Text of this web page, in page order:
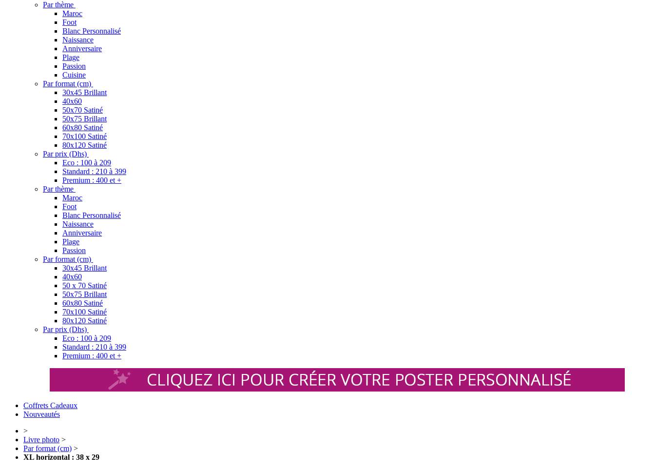
Par thème
Maroc
Foot
Blanc Personnalisé
Naissance
Anniversaire
Plage
Passion
Cuisine
Par format (cm)
30x45 Brillant
40x60
50x70 Satiné
50x75 Brillant
60x80 Satiné
70x100 Satiné
80x120 Satiné
Par prix (Dhs)
Eco : 100 à 209
Standard : 210 à 399
Premium : 400 et +
Par thème
Maroc
Foot
Blanc Personnalisé
Naissance
Anniversaire
Plage
Passion
Par format (cm)
30x45 Brillant
40x60
50 x 70 Satiné
50x75 Brillant
60x80 Satiné
70x100 Satiné
80x120 Satiné
Par prix (Dhs)
Eco : 100 à 209
Standard : 210 à 399
Premium : 400 et +
Coffrets Cadeaux
Nouveautés
>
Livre photo >
Par format (cm) >
XL horizontal : 38 x 29